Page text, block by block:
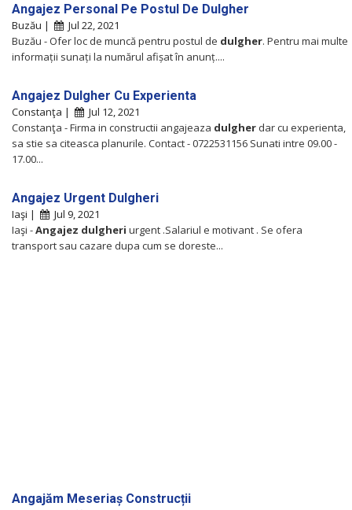
Angajez Personal Pe Postul De Dulgher
Buzău |
Jul 22, 2021
Buzău - Ofer loc de muncă pentru postul de dulgher. Pentru mai multe
informații sunați la numărul afișat în anunț....
Angajez Dulgher Cu Experienta
Constanţa |
Jul 12, 2021
Constanţa - Firma in constructii angajeaza dulgher dar cu experienta,
sa stie sa citeasca planurile. Contact - 0722531156 Sunati intre 09.00 -
17.00...
Angajez Urgent Dulgheri
Iaşi |
Jul 9, 2021
Iaşi -Angajez dulgheri urgent .Salariul e motivant . Se ofera
transport sau cazare dupa cum se doreste...
Angajăm Meseriaș Construcții